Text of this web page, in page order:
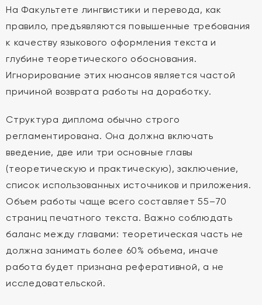
На Факультете лингвистики и перевода, как
правило, предъявляются повышенные требования
к качеству языкового оформления текста и
глубине теоретического обоснования.
Игнорирование этих нюансов является частой
причиной возврата работы на доработку.
Структура диплома обычно строго
регламентирована. Она должна включать
введение, две или три основные главы
(теоретическую и практическую), заключение,
список использованных источников и приложения.
Объем работы чаще всего составляет 55–70
страниц печатного текста. Важно соблюдать
баланс между главами: теоретическая часть не
должна занимать более 60% объема, иначе
работа будет признана реферативной, а не
исследовательской.